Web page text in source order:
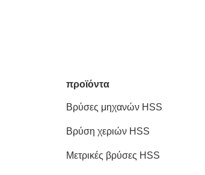
προϊόντα
Βρύσες μηχανών HSS
Βρύση χεριών HSS
Μετρικές βρύσες HSS